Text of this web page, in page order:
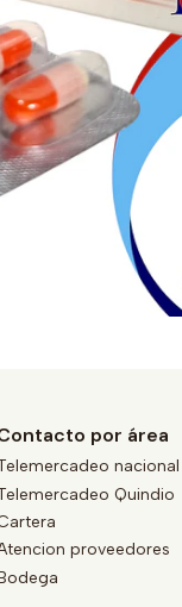
por área
nacional
Quindio
proveedores